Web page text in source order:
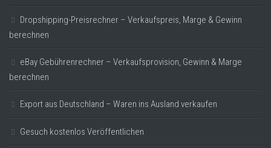
Dropshipping-Preisrechner – Verkaufspreis, Marge & Gewinn
berechnen
eBay Gebührenrechner – Verkaufsprovision, Gewinn & Marge
berechnen
Export aus Deutschland – Waren ins Ausland verkaufen
Gesuch kostenlos Veröffentlichen